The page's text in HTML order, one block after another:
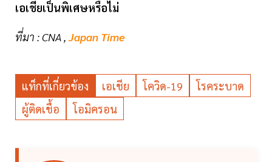
เอเชียเป็นพิเศษหรือไม่
ที่มา : CNA ,Japan Time
แท็กที่เกี่ยวข้อง เอเชีย โควิด-19
โรคระบาด
ผู้ติดเชื้อ
โอมิครอน